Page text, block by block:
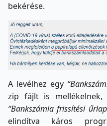
bekérése.
A levélhez egy
zip fájlt is
“Bankszámla frissítési
elindítva káros